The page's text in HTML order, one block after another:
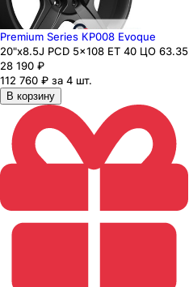
Premium Series КР008 Evoque
20"x8.5J PCD 5x108 ЕТ 40 ЦО 63.35
28 190 ₽
112 760 ₽ за 4 шт.
В корзину